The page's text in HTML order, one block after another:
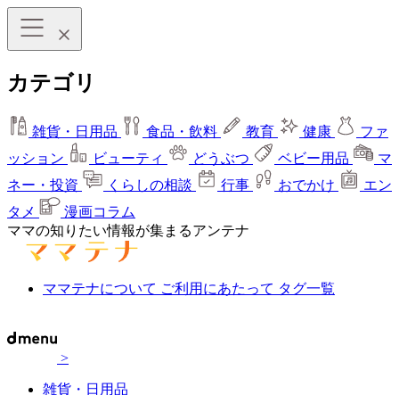
カテゴリ
雑貨・日用品 食品・飲料 教育 健康
ファ
ッション
ビューティ どうぶつ ベビー用品
マ
ネー・投資
くらしの相談 行事 おでかけ
エン
タメ
漫画コラム
ママの知りたい情報が集まるアンテナ
ママテナについて ご利用にあたって タグ一覧
>
雑貨・日用品